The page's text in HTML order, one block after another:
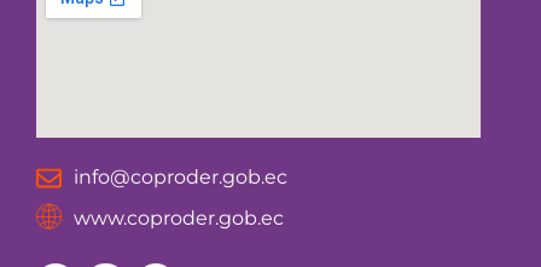
info@coproder.gob.ec
www.coproder.gob.ec